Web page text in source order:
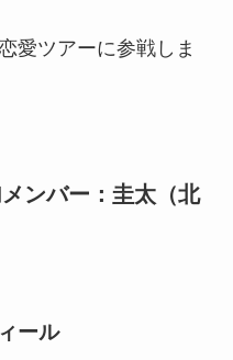
愛ツアーに参戦しま
ンバー：圭太（北
ール